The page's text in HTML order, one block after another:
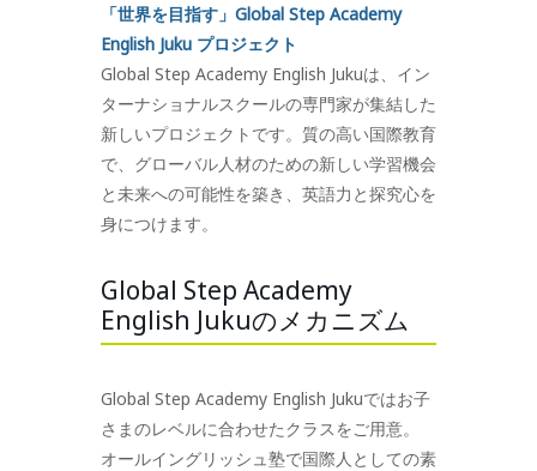
「世界を目指す」Global Step Academy
English Juku プロジェクト
Global Step Academy English Jukuは、イン
ターナショナルスクールの専門家が集結した
新しいプロジェクトです。質の高い国際教育
で、グローバル人材のための新しい学習機会
と未来への可能性を築き、英語力と探究心を
身につけます。
Global Step Academy
English Jukuのメカニズム
Global Step Academy English Jukuではお子
さまのレベルに合わせたクラスをご用意。
オールイングリッシュ塾で国際人としての素